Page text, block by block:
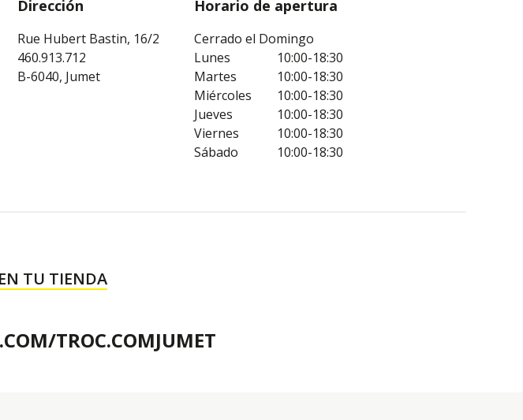
Dirección
Rue Hubert Bastin, 16/2
460.913.712
B-6040, Jumet
Horario de apertura
Cerrado el Domingo
Lunes
10:00-18:30
Martes
10:00-18:30
Miércoles
10:00-18:30
Jueves
10:00-18:30
Viernes
10:00-18:30
Sábado
10:00-18:30
TU TIENDA
TROC.COMJUMET